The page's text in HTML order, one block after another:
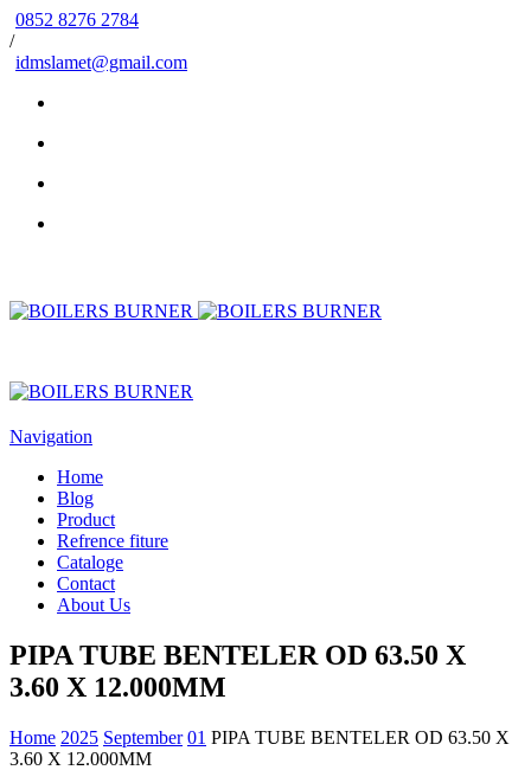
0852 8276 2784
/
idmslamet@gmail.com
Navigation
Home
Blog
Product
Refrence fiture
Cataloge
Contact
About Us
PIPA TUBE BENTELER OD 63.50 X
3.60 X 12.000MM
Home 2025 September 01 PIPA TUBE BENTELER OD 63.50 X
3.60 X 12.000MM